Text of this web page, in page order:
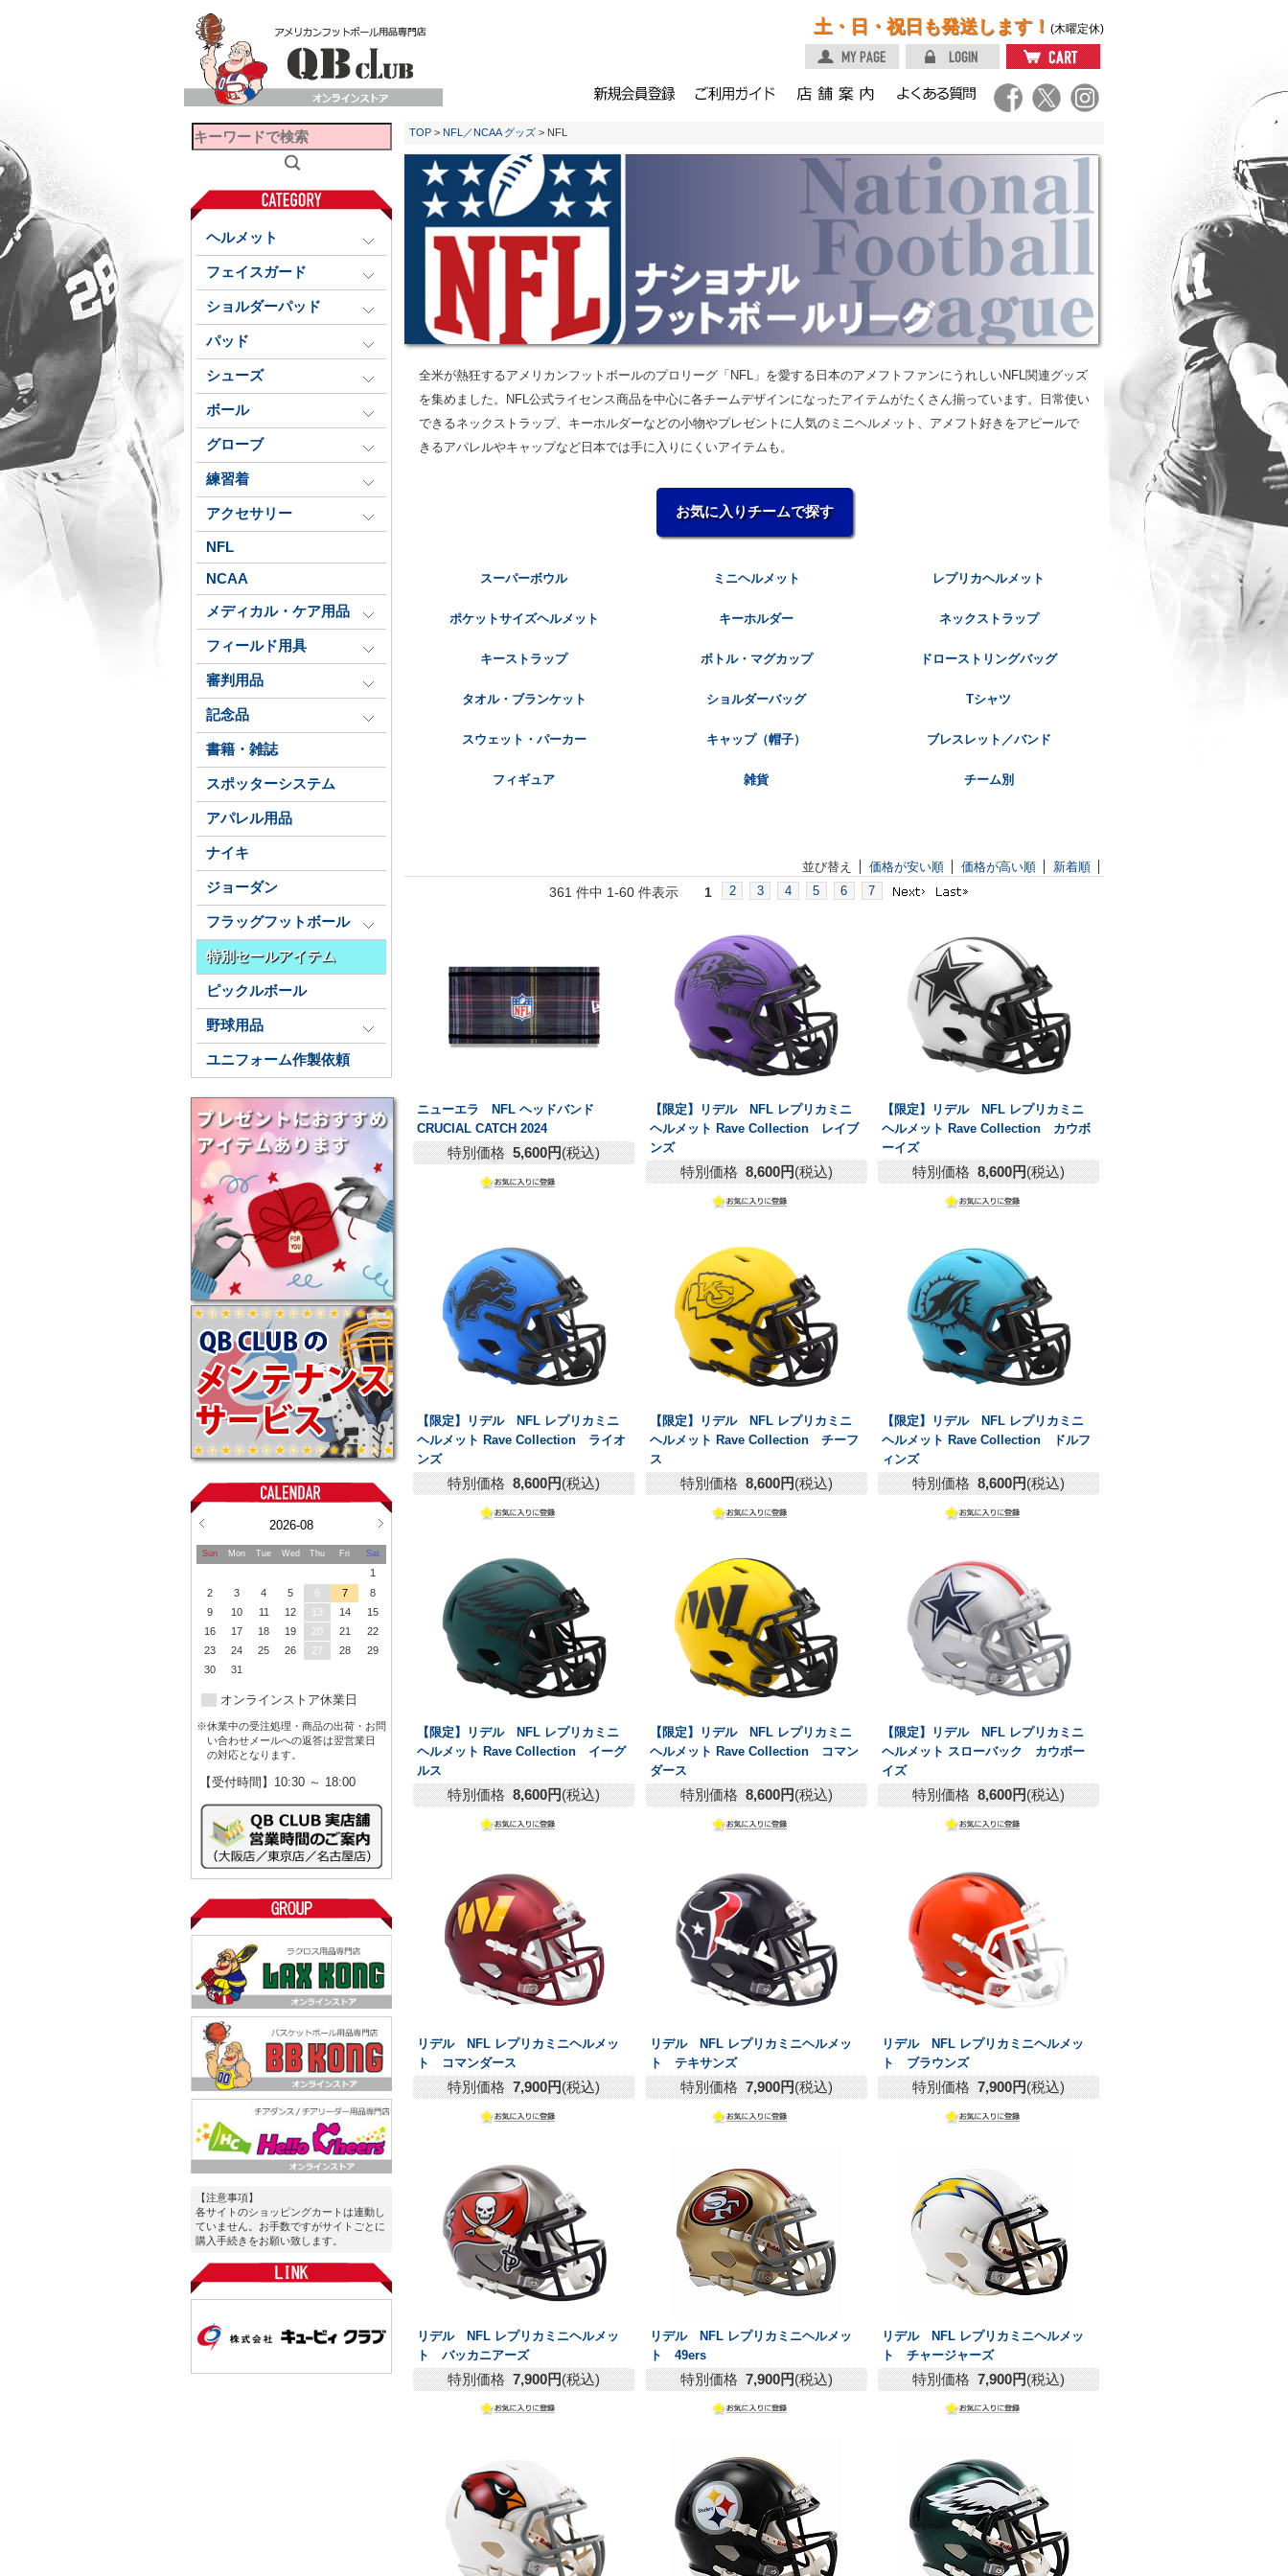
土・日・祝日も発送します！ (木曜定休)
ヘルメット
フェイスガード
ショルダーパッド
パッド
シューズ
ボール
グローブ
練習着
アクセサリー
NFL
NCAA
メディカル・ケア用品
フィールド用具
審判用品
記念品
書籍・雑誌
スポッターシステム
アパレル用品
ナイキ
ジョーダン
フラッグフットボール
特別セールアイテム
ピックルボール
野球用品
ユニフォーム作製依頼
2026-08
Sun Mon Tue Wed Thu Fri Sat
1
2
3 4 5 6 7
8
9
10 11 12 13 14
15
16
17 18 19 20 21
22
23
24 25 26 27 28
29
30
31
オンラインストア休業日
※休業中の受注処理・商品の出荷・お問
い合わせメールへの返答は翌営業日
の対応となります。
【受付時間】10:30 ～ 18:00
【注意事項】
各サイトのショッピングカートは連動し
ていません。お手数ですがサイトごとに
購入手続きをお願い致します。
TOP > NFL／NCAA グッズ > NFL
全米が熱狂するアメリカンフットボールのプロリーグ「NFL」を愛する日本のアメフトファンにうれしいNFL関連グッズ
を集めました。NFL公式ライセンス商品を中心に各チームデザインになったアイテムがたくさん揃っています。日常使い
できるネックストラップ、キーホルダーなどの小物やプレゼントに人気のミニヘルメット、アメフト好きをアピールで
きるアパレルやキャップなど日本では手に入りにくいアイテムも。
お気に入りチームで探す
スーパーボウル ミニヘルメット レプリカヘルメット
ポケットサイズヘルメット キーホルダー ネックストラップ
キーストラップ ボトル・マグカップ ドローストリングバッグ
タオル・ブランケット ショルダーバッグ Tシャツ
スウェット・パーカー キャップ（帽子） ブレスレット／バンド
フィギュア 雑貨 チーム別
並び替え 価格が安い順 価格が高い順 新着順
361 件中 1-60 件表示 1 2 3 4 5 6 7
ニューエラ NFL ヘッドバンド
CRUCIAL CATCH 2024
特別価格 5,600円(税込)
【限定】リデル NFL レプリカミニ
ヘルメット Rave Collection レイブ
ンズ
特別価格 8,600円(税込)
【限定】リデル NFL レプリカミニ
ヘルメット Rave Collection カウボ
ーイズ
特別価格 8,600円(税込)
【限定】リデル NFL レプリカミニ
ヘルメット Rave Collection ライオ
ンズ
特別価格 8,600円(税込)
【限定】リデル NFL レプリカミニ
ヘルメット Rave Collection チーフ
ス
特別価格 8,600円(税込)
【限定】リデル NFL レプリカミニ
ヘルメット Rave Collection ドルフ
ィンズ
特別価格 8,600円(税込)
【限定】リデル NFL レプリカミニ
ヘルメット Rave Collection イーグ
ルス
特別価格 8,600円(税込)
【限定】リデル NFL レプリカミニ
ヘルメット Rave Collection コマン
ダース
特別価格 8,600円(税込)
【限定】リデル NFL レプリカミニ
ヘルメット スローバック カウボー
イズ
特別価格 8,600円(税込)
リデル NFL レプリカミニヘルメッ
ト コマンダース
特別価格 7,900円(税込)
リデル NFL レプリカミニヘルメッ
ト テキサンズ
特別価格 7,900円(税込)
リデル NFL レプリカミニヘルメッ
ト ブラウンズ
特別価格 7,900円(税込)
リデル NFL レプリカミニヘルメッ
ト バッカニアーズ
特別価格 7,900円(税込)
リデル NFL レプリカミニヘルメッ
ト 49ers
特別価格 7,900円(税込)
リデル NFL レプリカミニヘルメッ
ト チャージャーズ
特別価格 7,900円(税込)